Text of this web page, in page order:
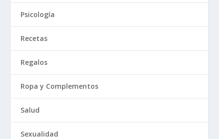
Psicología
Recetas
Regalos
Ropa y Complementos
Salud
Sexualidad